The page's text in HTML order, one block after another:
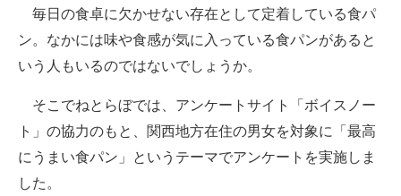
ITの今と未来を見通す
スマホと通信の最新トレンド
進化するPCとデバイスの未来
ビジネスと働き方のヒント
毎日の食卓に欠かせない存在として定着している食パ
ン。なかには味や食感が気に入っている食パンがあると
いう人もいるのではないでしょうか。
そこでねとらぼでは、アンケートサイト「ボイスノー
ト」の協力のもと、関西地方在住の男女を対象に「最高
にうまい食パン」というテーマでアンケートを実施しま
した。